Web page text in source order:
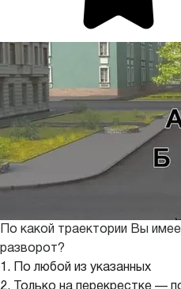
По какой траектории Вы
разворот?
1. По любой из указанных
2. Только на перекрестке —